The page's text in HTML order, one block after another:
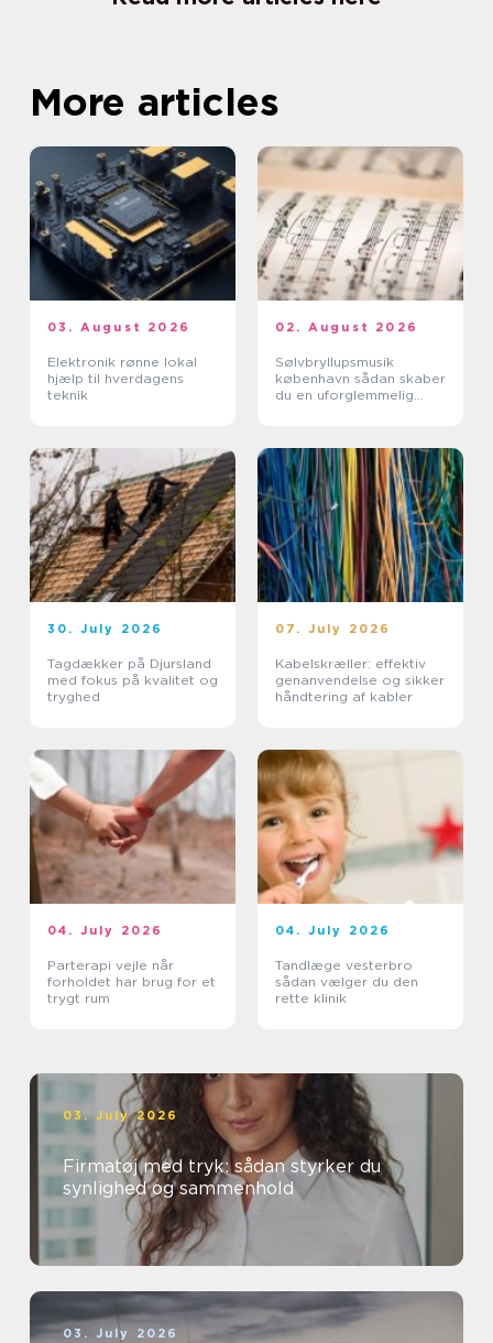
More articles
03. August 2026
Elektronik rønne lokal
hjælp til hverdagens
teknik
02. August 2026
Sølvbryllupsmusik
københavn sådan skaber
du en uforglemmelig
30. July 2026
Tagdækker på Djursland
med fokus på kvalitet og
tryghed
07. July 2026
Kabelskræller: effektiv
genanvendelse og sikker
håndtering af kabler
04. July 2026
Parterapi vejle når
forholdet har brug for et
trygt rum
04. July 2026
Tandlæge vesterbro
sådan vælger du den
rette klinik
03. July 2026
Firmatøj med tryk: sådan styrker du
synlighed og sammenhold
03. July 2026